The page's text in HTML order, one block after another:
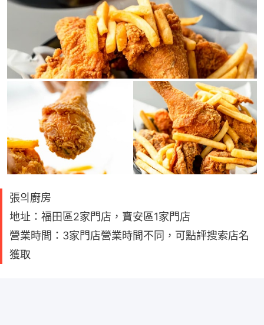
張의廚房
地址：福田區2家門店，寶安區1家門店
營業時間：3家門店營業時間不同，可點評搜索店名
獲取